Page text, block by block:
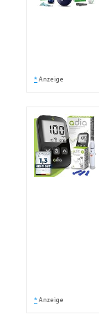
* Anzeige
* Anzeige